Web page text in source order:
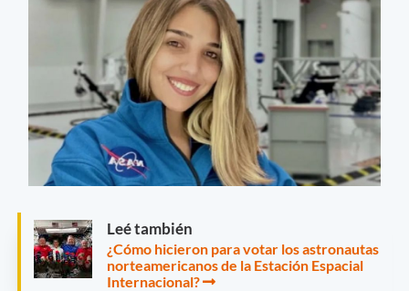
Leé también
¿Cómo hicieron para votar los astronautas
norteamericanos de la Estación Espacial
Internacional?